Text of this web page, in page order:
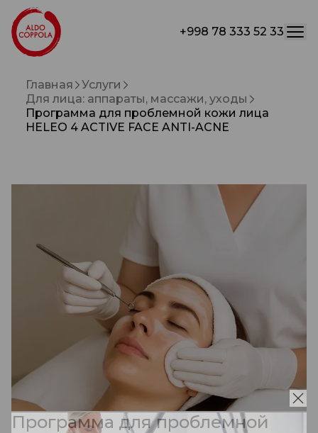
+998 78 333 52 33
Главная
Услуги
Для лица: аппараты, массажи, уходы
Программа для проблемной кожи лица
HELEO 4 ACTIVE FACE ANTI-ACNE
Программа для проблемной